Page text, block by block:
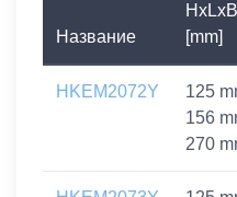
Название
HxLxB
[mm]
HKEM2072Y
125
156
270